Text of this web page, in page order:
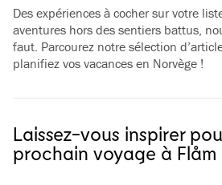
Des expériences à cocher sur votre
aventures hors des sentiers battus,
faut. Parcourez notre sélection
planifiez vos vacances en Norvège !
Laissez-vous inspirer
prochain voyage à Flåm